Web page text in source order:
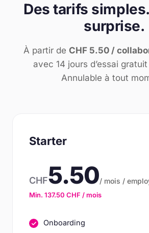
Des tarifs
surprise.
À partir de CHF 5.50 /
avec 14 jours d’essai
Annulable à tout
Starter
CHF5.50/ mois /
Min. 137.50 CHF / mois
Onboarding